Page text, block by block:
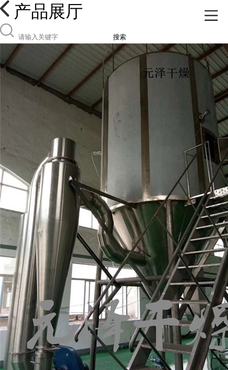
产品展厅
搜索